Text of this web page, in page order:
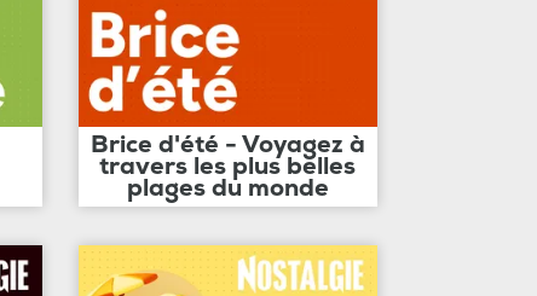
Brice d'été - Voyagez à
travers les plus belles
plages du monde